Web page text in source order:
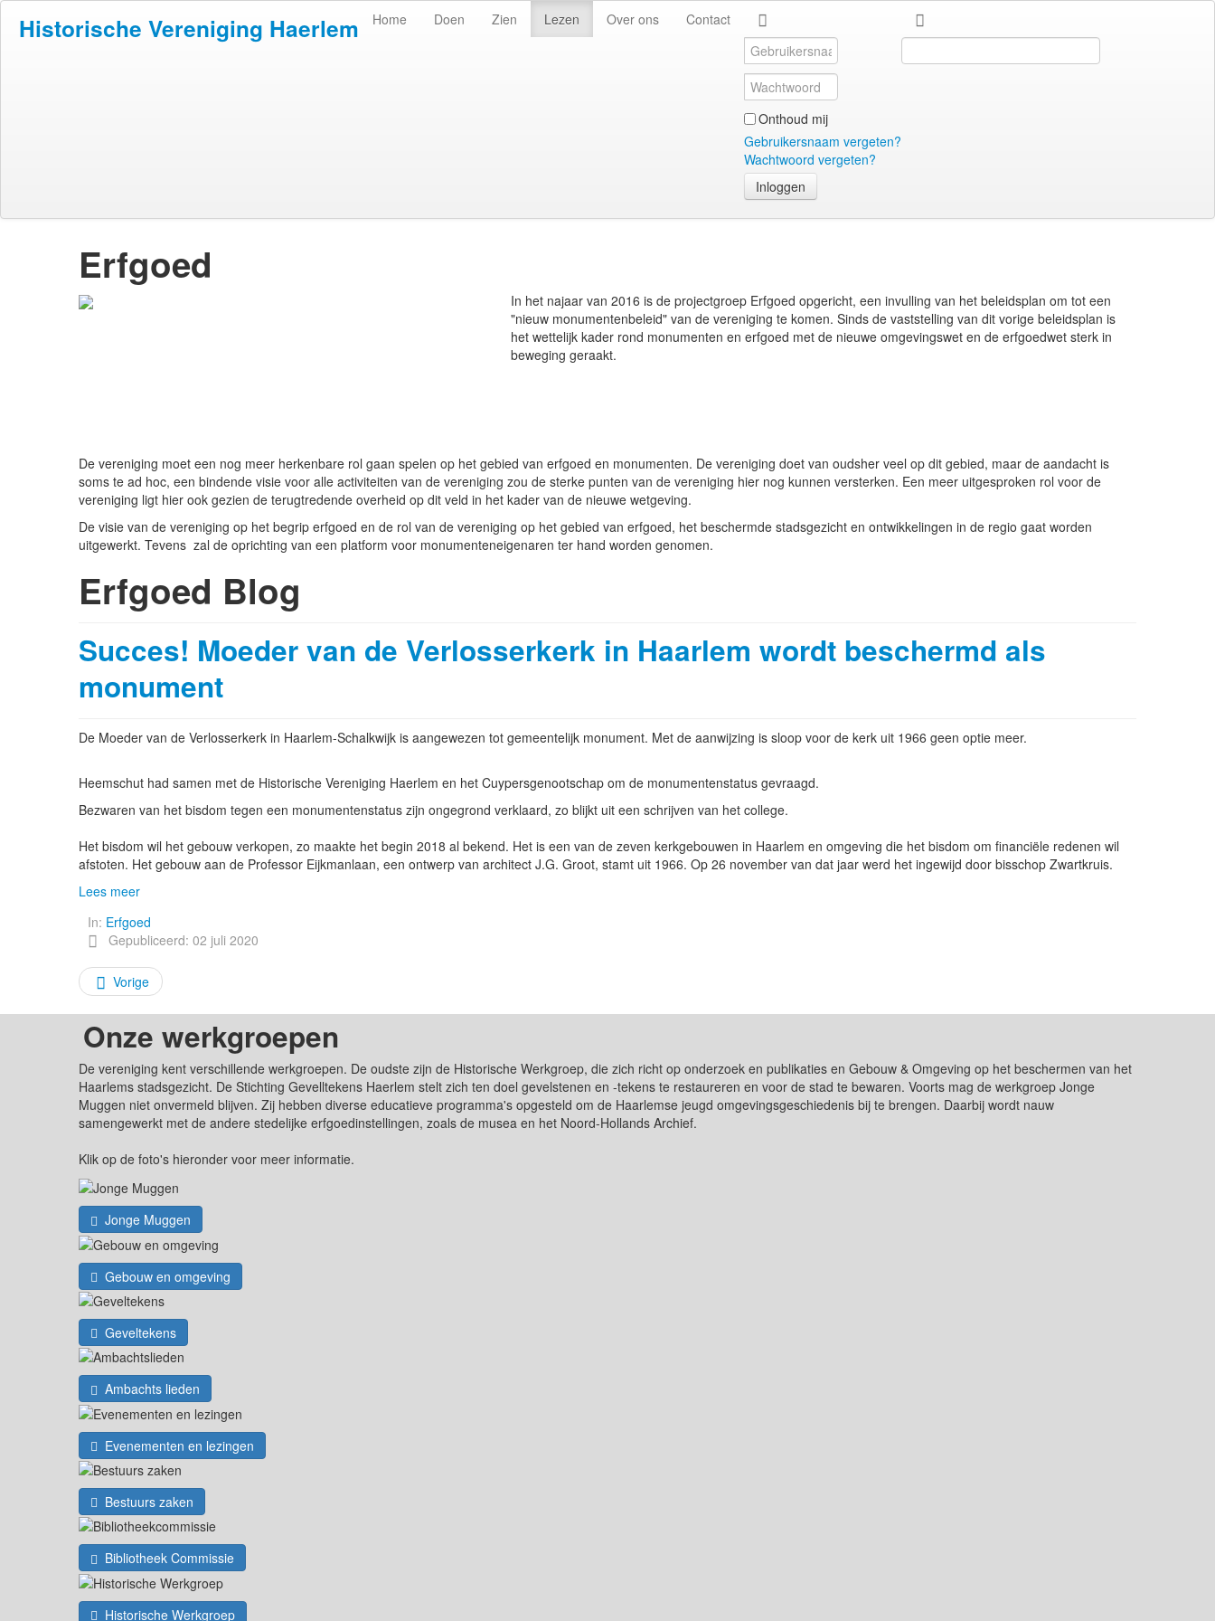
Historische Vereniging Haerlem Home Doen Zien Lezen Over ons Contact
Onthoud mij
Gebruikersnaam vergeten?
Wachtwoord vergeten?
Inloggen
...
Erfgoed
In het najaar van 2016 is de projectgroep Erfgoed opgericht, een invulling van het beleidsplan om tot een
"nieuw monumentenbeleid" van de vereniging te komen. Sinds de vaststelling van dit vorige beleidsplan is
het wettelijk kader rond monumenten en erfgoed met de nieuwe omgevingswet en de erfgoedwet sterk in
beweging geraakt.
De vereniging moet een nog meer herkenbare rol gaan spelen op het gebied van erfgoed en monumenten. De vereniging doet van oudsher veel op dit gebied, maar de aandacht is
soms te ad hoc, een bindende visie voor alle activiteiten van de vereniging zou de sterke punten van de vereniging hier nog kunnen versterken. Een meer uitgesproken rol voor de
vereniging ligt hier ook gezien de terugtredende overheid op dit veld in het kader van de nieuwe wetgeving.
De visie van de vereniging op het begrip erfgoed en de rol van de vereniging op het gebied van erfgoed, het beschermde stadsgezicht en ontwikkelingen in de regio gaat worden
uitgewerkt. Tevens zal de oprichting van een platform voor monumenteneigenaren ter hand worden genomen.
Erfgoed Blog
Succes! Moeder van de Verlosserkerk in Haarlem wordt beschermd als
monument
De Moeder van de Verlosserkerk in Haarlem-Schalkwijk is aangewezen tot gemeentelijk monument. Met de aanwijzing is sloop voor de kerk uit 1966 geen optie meer.
Heemschut had samen met de Historische Vereniging Haerlem en het Cuypersgenootschap om de monumentenstatus gevraagd.
Bezwaren van het bisdom tegen een monumentenstatus zijn ongegrond verklaard, zo blijkt uit een schrijven van het college.
Het bisdom wil het gebouw verkopen, zo maakte het begin 2018 al bekend. Het is een van de zeven kerkgebouwen in Haarlem en omgeving die het bisdom om financiële redenen wil
afstoten. Het gebouw aan de Professor Eijkmanlaan, een ontwerp van architect J.G. Groot, stamt uit 1966. Op 26 november van dat jaar werd het ingewijd door bisschop Zwartkruis.
Lees meer
In: Erfgoed
Gepubliceerd: 02 juli 2020
Vorige
Onze werkgroepen
De vereniging kent verschillende werkgroepen. De oudste zijn de Historische Werkgroep, die zich richt op onderzoek en publikaties en Gebouw & Omgeving op het beschermen van het
Haarlems stadsgezicht. De Stichting Gevelltekens Haerlem stelt zich ten doel gevelstenen en -tekens te restaureren en voor de stad te bewaren. Voorts mag de werkgroep Jonge
Muggen niet onvermeld blijven. Zij hebben diverse educatieve programma's opgesteld om de Haarlemse jeugd omgevingsgeschiedenis bij te brengen. Daarbij wordt nauw
samengewerkt met de andere stedelijke erfgoedinstellingen, zoals de musea en het Noord-Hollands Archief.
Klik op de foto's hieronder voor meer informatie.
Jonge Muggen
Gebouw en omgeving
Geveltekens
Ambachts lieden
Evenementen en lezingen
Bestuurs zaken
Bibliotheek Commissie
Historische Werkgroep